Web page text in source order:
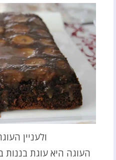
ולעניין
העוגה היא עוגת בננות